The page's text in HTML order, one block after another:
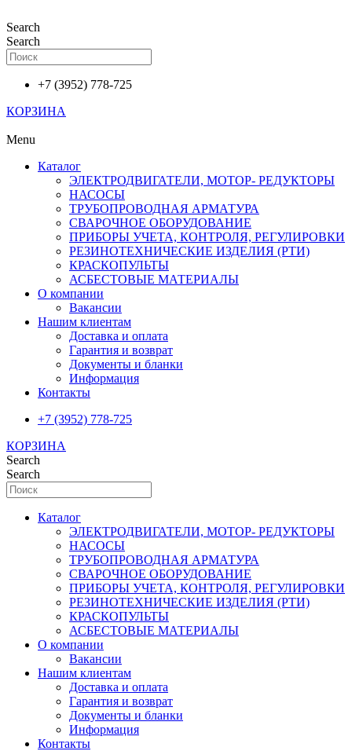
к
содержимому
Search
Search
+7 (3952) 778-725
КОРЗИНА
Menu
Каталог
ЭЛЕКТРОДВИГАТЕЛИ, МОТОР- РЕДУКТОРЫ
НАСОСЫ
ТРУБОПРОВОДНАЯ АРМАТУРА
СВАРОЧНОЕ ОБОРУДОВАНИЕ
ПРИБОРЫ УЧЕТА, КОНТРОЛЯ, РЕГУЛИРОВКИ
РЕЗИНОТЕХНИЧЕСКИЕ ИЗДЕЛИЯ (РТИ)
КРАСКОПУЛЬТЫ
АСБЕСТОВЫЕ МАТЕРИАЛЫ
О компании
Вакансии
Нашим клиентам
Доставка и оплата
Гарантия и возврат
Документы и бланки
Информация
Контакты
+7 (3952) 778-725
КОРЗИНА
Search
Search
Каталог
ЭЛЕКТРОДВИГАТЕЛИ, МОТОР- РЕДУКТОРЫ
НАСОСЫ
ТРУБОПРОВОДНАЯ АРМАТУРА
СВАРОЧНОЕ ОБОРУДОВАНИЕ
ПРИБОРЫ УЧЕТА, КОНТРОЛЯ, РЕГУЛИРОВКИ
РЕЗИНОТЕХНИЧЕСКИЕ ИЗДЕЛИЯ (РТИ)
КРАСКОПУЛЬТЫ
АСБЕСТОВЫЕ МАТЕРИАЛЫ
О компании
Вакансии
Нашим клиентам
Доставка и оплата
Гарантия и возврат
Документы и бланки
Информация
Контакты